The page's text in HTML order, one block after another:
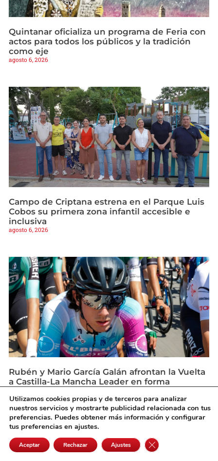
Quintanar oficializa un programa de Feria con
actos para todos los públicos y la tradición
como eje
agosto 6, 2026
Campo de Criptana estrena en el Parque Luis
Cobos su primera zona infantil accesible e
inclusiva
agosto 6, 2026
Rubén y Mario García Galán afrontan la Vuelta
a Castilla-La Mancha Leader en forma
Utilizamos cookies propias y de terceros para analizar
nuestros servicios y mostrarte publicidad relacionada con tus
preferencias. Puedes obtener más información y configurar
tus preferencias en ajustes.
Aceptar Rechazar Ajustes Cerrar el banner de